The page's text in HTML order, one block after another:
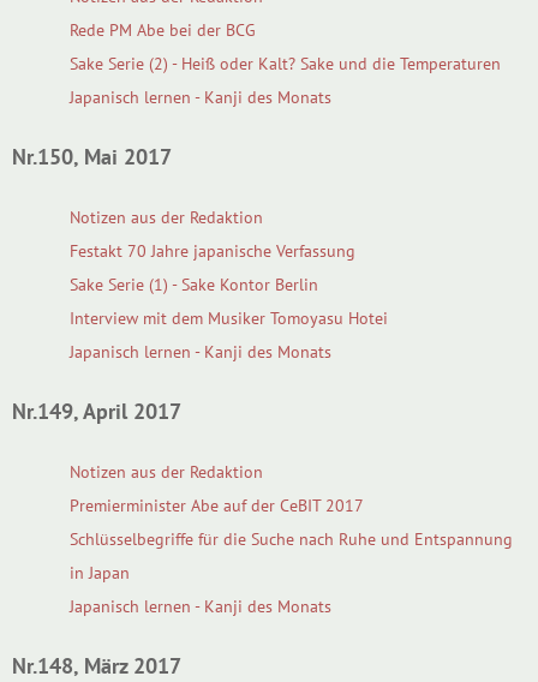
Rede PM Abe bei der BCG
Sake Serie (2) - Heiß oder Kalt? Sake und die Temperaturen
Japanisch lernen - Kanji des Monats
Nr.150, Mai 2017
Notizen aus der Redaktion
Festakt 70 Jahre japanische Verfassung
Sake Serie (1) - Sake Kontor Berlin
Interview mit dem Musiker Tomoyasu Hotei
Japanisch lernen - Kanji des Monats
Nr.149, April 2017
Notizen aus der Redaktion
Premierminister Abe auf der CeBIT 2017
Schlüsselbegriffe für die Suche nach Ruhe und Entspannung
in Japan
Japanisch lernen - Kanji des Monats
Nr.148, März 2017